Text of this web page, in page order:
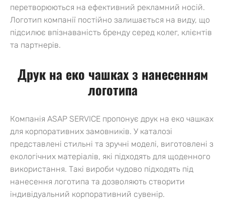
перетворюються на ефективний рекламний носій.
Логотип компанії постійно залишається на виду, що
підсилює впізнаваність бренду серед колег, клієнтів
та партнерів.
Друк на еко чашках з нанесенням
логотипа
Компанія ASAP SERVICE пропонує друк на еко чашках
для корпоративних замовників. У каталозі
представлені стильні та зручні моделі, виготовлені з
екологічних матеріалів, які підходять для щоденного
використання. Такі вироби чудово підходять під
нанесення логотипа та дозволяють створити
індивідуальний корпоративний сувенір.